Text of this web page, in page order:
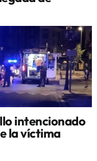
intencionado
la víctima